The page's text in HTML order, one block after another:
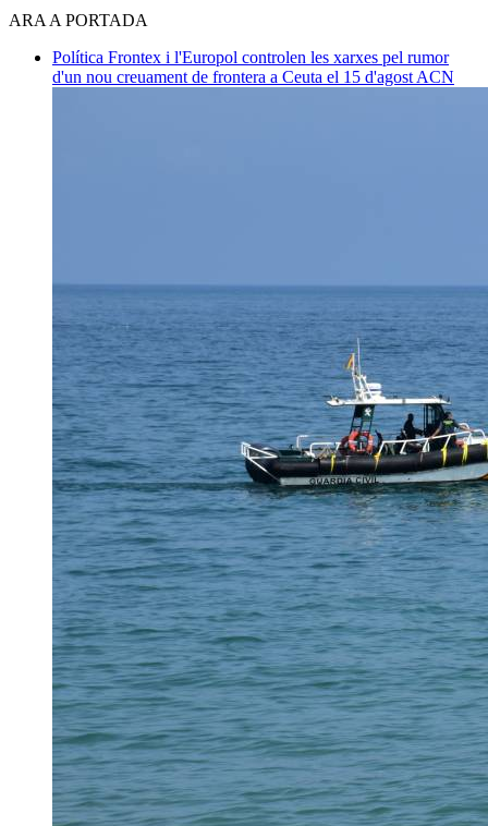
ARA A PORTADA
Política Frontex i l'Europol controlen les xarxes pel rumor
d'un nou creuament de frontera a Ceuta el 15 d'agost ACN